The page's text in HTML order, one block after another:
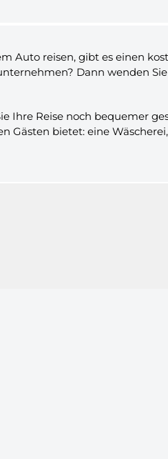
Auto reisen, gibt es einen
Dann wenden
Ihre Reise noch bequemer
Gästen bietet: eine